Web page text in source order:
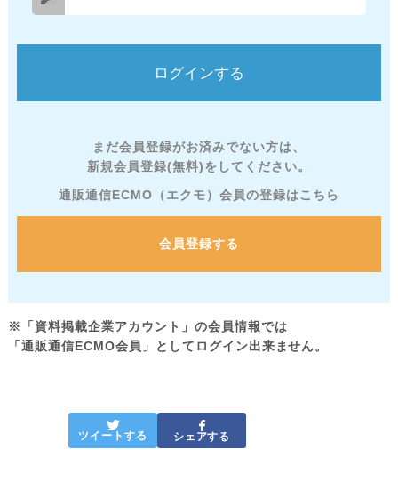
まだ会員登録がお済みでない方は、
新規会員登録(無料)をしてください。
通販通信ECMO（エクモ）会員の登録はこちら
会員登録する
※「資料掲載企業アカウント」の会員情報では
「通販通信ECMO会員」としてログイン出来ません。
ツイートする シェアする